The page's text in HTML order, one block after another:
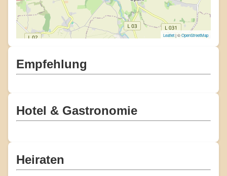
Leaflet| ©OpenStreetMap
Empfehlung
Hotel & Gastronomie
Heiraten